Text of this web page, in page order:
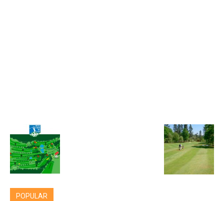
POPULAR